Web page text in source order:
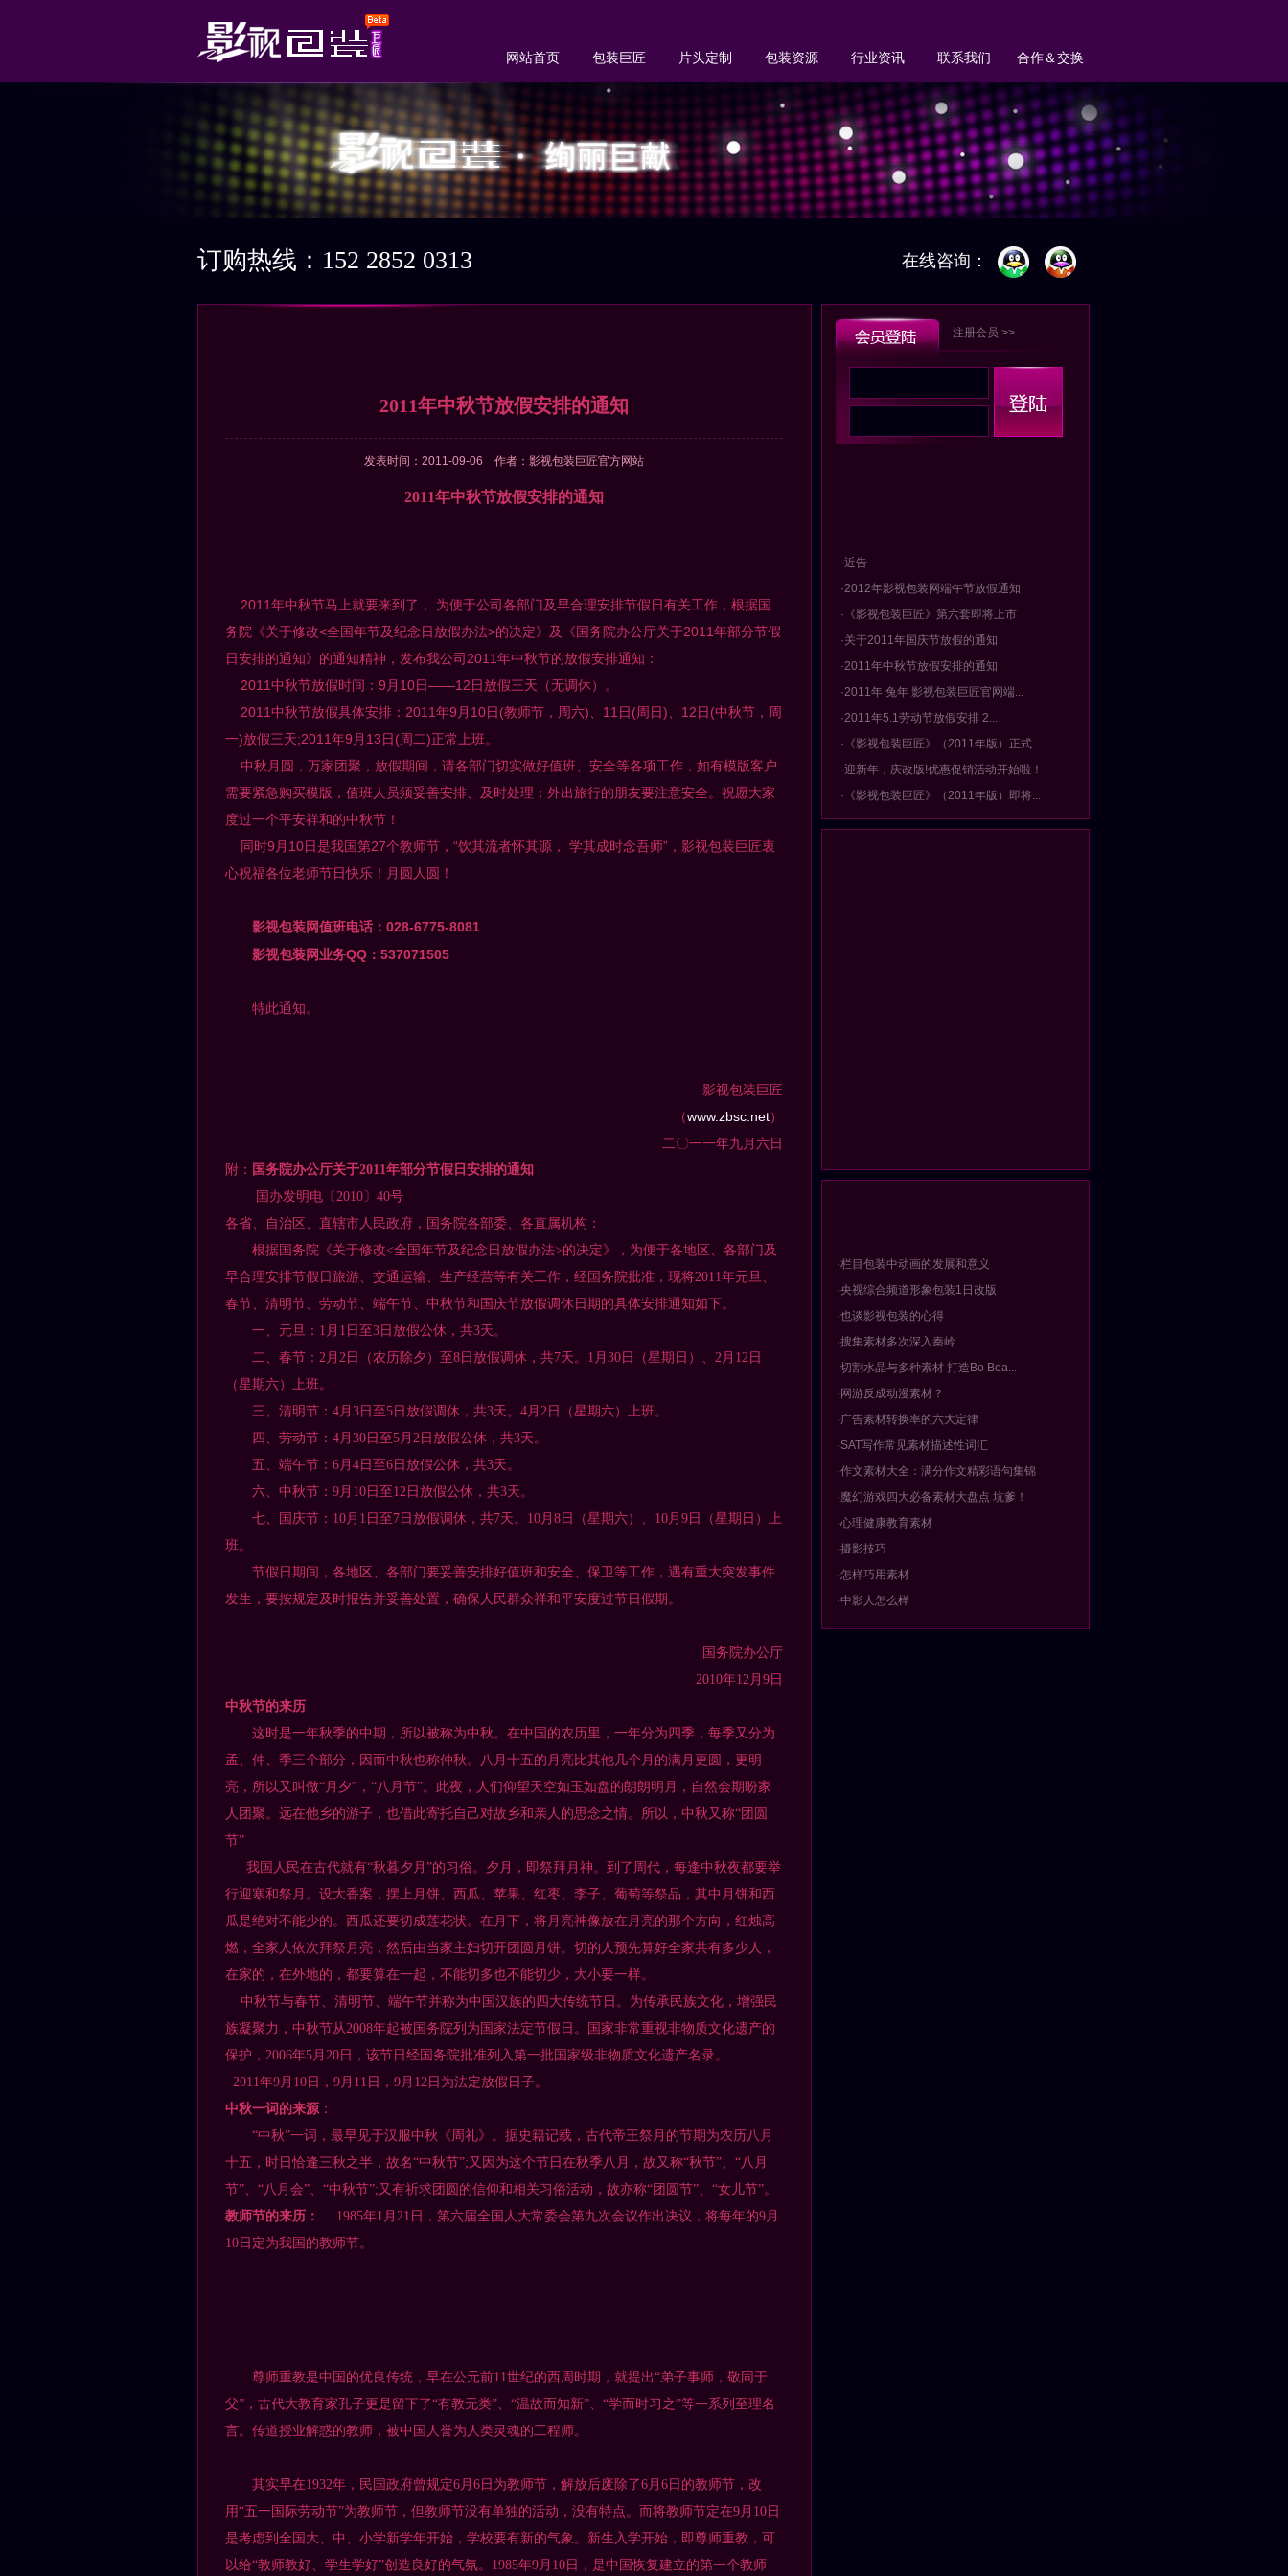
网站首页 包装巨匠 片头定制 包装资源 行业资讯 联系我们 合作＆交换
订购热线：152 2852 0313 在线咨询：
2011年中秋节放假安排的通知
发表时间：2011-09-06 作者：影视包装巨匠官方网站
2011年中秋节放假安排的通知
2011年中秋节马上就要来到了， 为便于公司各部门及早合理安排节假日有关工作，根据国
务院《关于修改<全国年节及纪念日放假办法>的决定》及《国务院办公厅关于2011年部分节假
日安排的通知》的通知精神，发布我公司2011年中秋节的放假安排通知：
2011中秋节放假时间：9月10日——12日放假三天（无调休）。
2011中秋节放假具体安排：2011年9月10日(教师节，周六)、11日(周日)、12日(中秋节，周
一)放假三天;2011年9月13日(周二)正常上班。
中秋月圆，万家团聚，放假期间，请各部门切实做好值班、安全等各项工作，如有模版客户
需要紧急购买模版，值班人员须妥善安排、及时处理；外出旅行的朋友要注意安全。祝愿大家
度过一个平安祥和的中秋节！
同时9月10日是我国第27个教师节，“饮其流者怀其源， 学其成时念吾师”，影视包装巨匠衷
心祝福各位老师节日快乐！月圆人圆！
影视包装网值班电话： 028-6775-8081
影视包装网业务QQ ： 537071505
特此通知。
影视包装巨匠
（www.zbsc.net）
二〇一一年九月六日
附： 国务院办公厅关于2011年部分节假日安排的通知
国办发明电〔2010〕40号
各省、自治区、直辖市人民政府，国务院各部委、各直属机构：
根据国务院《关于修改<全国年节及纪念日放假办法>的决定》，为便于各地区、各部门及
早合理安排节假日旅游、交通运输、生产经营等有关工作，经国务院批准，现将2011年元旦、
春节、清明节、劳动节、端午节、中秋节和国庆节放假调休日期的具体安排通知如下。
一、元旦：1月1日至3日放假公休，共3天。
二、春节：2月2日（农历除夕）至8日放假调休，共7天。1月30日（星期日）、2月12日
（星期六）上班。
三、清明节：4月3日至5日放假调休，共3天。4月2日（星期六）上班。
四、劳动节：4月30日至5月2日放假公休，共3天。
五、端午节：6月4日至6日放假公休，共3天。
六、中秋节：9月10日至12日放假公休，共3天。
七、国庆节：10月1日至7日放假调休，共7天。10月8日（星期六）、10月9日（星期日）上
班。
节假日期间，各地区、各部门要妥善安排好值班和安全、保卫等工作，遇有重大突发事件
发生，要按规定及时报告并妥善处置，确保人民群众祥和平安度过节日假期。
国务院办公厅
2010年12月9日
中秋节的来历
这时是一年秋季的中期，所以被称为中秋。在中国的农历里，一年分为四季，每季又分为
孟、仲、季三个部分，因而中秋也称仲秋。八月十五的月亮比其他几个月的满月更圆，更明
亮，所以又叫做“月夕”，“八月节”。此夜，人们仰望天空如玉如盘的朗朗明月，自然会期盼家
人团聚。远在他乡的游子，也借此寄托自己对故乡和亲人的思念之情。所以，中秋又称“团圆
节”
我国人民在古代就有“秋暮夕月”的习俗。夕月，即祭拜月神。到了周代，每逢中秋夜都要举
行迎寒和祭月。设大香案，摆上月饼、西瓜、苹果、红枣、李子、葡萄等祭品，其中月饼和西
瓜是绝对不能少的。西瓜还要切成莲花状。在月下，将月亮神像放在月亮的那个方向，红烛高
燃，全家人依次拜祭月亮，然后由当家主妇切开团圆月饼。切的人预先算好全家共有多少人，
在家的，在外地的，都要算在一起，不能切多也不能切少，大小要一样。
中秋节与春节、清明节、端午节并称为中国汉族的四大传统节日。为传承民族文化，增强民
族凝聚力，中秋节从2008年起被国务院列为国家法定节假日。国家非常重视非物质文化遗产的
保护，2006年5月20日，该节日经国务院批准列入第一批国家级非物质文化遗产名录。
2011年9月10日，9月11日，9月12日为法定放假日子。
中秋一词的来源：
“中秋”一词，最早见于汉服中秋《周礼》。据史籍记载，古代帝王祭月的节期为农历八月
十五，时日恰逢三秋之半，故名“中秋节”;又因为这个节日在秋季八月，故又称“秋节”、“八月
节”、“八月会”、“中秋节”;又有祈求团圆的信仰和相关习俗活动，故亦称“团圆节”、“女儿节”。
教师节的来历：
1985年1月21日，第六届全国人大常委会第九次会议作出决议，将每年的9月
10日定为我国的教师节。
尊师重教是中国的优良传统，早在公元前11世纪的西周时期，就提出“弟子事师，敬同于
父”，古代大教育家孔子更是留下了“有教无类”、“温故而知新”、“学而时习之”等一系列至理名
言。传道授业解惑的教师，被中国人誉为人类灵魂的工程师。
其实早在1932年，民国政府曾规定6月6日为教师节，解放后废除了6月6日的教师节，改
用“五一国际劳动节”为教师节，但教师节没有单独的活动，没有特点。而将教师节定在9月10日
是考虑到全国大、中、小学新学年开始，学校要有新的气象。新生入学开始，即尊师重教，可
以给“教师教好、学生学好”创造良好的气氛。1985年9月10日，是中国恢复建立的第一个教师
注册会员 >>
·近告
·2012年影视包装网端午节放假通知
·《影视包装巨匠》第六套即将上市
·关于2011年国庆节放假的通知
·2011年中秋节放假安排的通知
·2011年 兔年 影视包装巨匠官网端...
·2011年5.1劳动节放假安排 2...
·《影视包装巨匠》（2011年版）正式...
·迎新年，庆改版!优惠促销活动开始啦！
·《影视包装巨匠》（2011年版）即将...
·栏目包装中动画的发展和意义
·央视综合频道形象包装1日改版
·也谈影视包装的心得
·搜集素材多次深入秦岭
·切割水晶与多种素材 打造Bo Bea...
·网游反成动漫素材？
·广告素材转换率的六大定律
·SAT写作常见素材描述性词汇
·作文素材大全：满分作文精彩语句集锦
·魔幻游戏四大必备素材大盘点 坑爹！
·心理健康教育素材
·摄影技巧
·怎样巧用素材
·中影人怎么样